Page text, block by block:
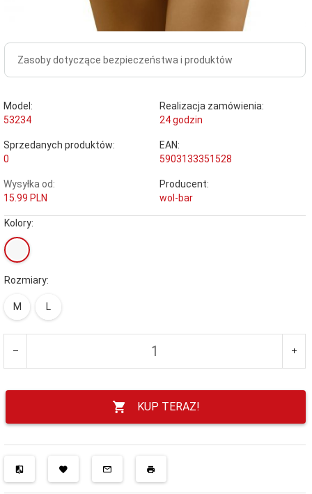
Zasoby dotyczące bezpieczeństwa i produktów
Model:
53234
Realizacja zamówienia:
24 godzin
Sprzedanych produktów:
0
EAN:
5903133351528
Wysyłka od:
15.99 PLN
Producent:
wol-bar
Kolory:
Rozmiary:
M L
KUP TERAZ!